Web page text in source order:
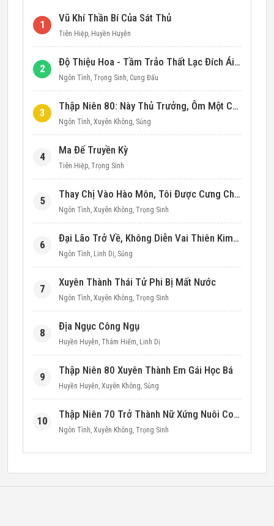
1
Vũ Khí Thần Bí Của Sát Thủ
Tiên Hiệp, Huyền Huyễn
2
Độ Thiệu Hoa - Tầm Trảo Thất Lạc Đích Ái Tình
Ngôn Tình, Trọng Sinh, Cung Đấu
3
Thập Niên 80: Này Thủ Trưởng, Ôm Một Cái Đi!
Ngôn Tình, Xuyên Không, Sủng
4
Ma Đế Truyền Kỳ
Tiên Hiệp, Trọng Sinh
5
Thay Chị Vào Hào Môn, Tôi Được Cưng Chiều Hết Mực (Thập Niên 90)
Ngôn Tình, Xuyên Không, Trọng Sinh
6
Đại Lão Trở Về, Không Diễn Vai Thiên Kim Giả Nữa
Ngôn Tình, Linh Dị, Sủng
7
Xuyên Thành Thái Tử Phi Bị Mất Nước
Ngôn Tình, Xuyên Không, Trọng Sinh
8
Địa Ngục Công Ngụ
Huyền Huyễn, Thám Hiểm, Linh Dị
9
Thập Niên 80 Xuyên Thành Em Gái Học Bá
Huyền Huyễn, Xuyên Không, Sủng
10
Thập Niên 70 Trở Thành Nữ Xứng Nuôi Con Làm Giàu
Ngôn Tình, Xuyên Không, Trọng Sinh